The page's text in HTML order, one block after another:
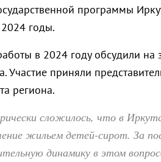
программы
годы.
в 2024 году обсудили
Участие приняли
региона.
сложилось, что в
жильем детей-сирот. За
динамику в этом